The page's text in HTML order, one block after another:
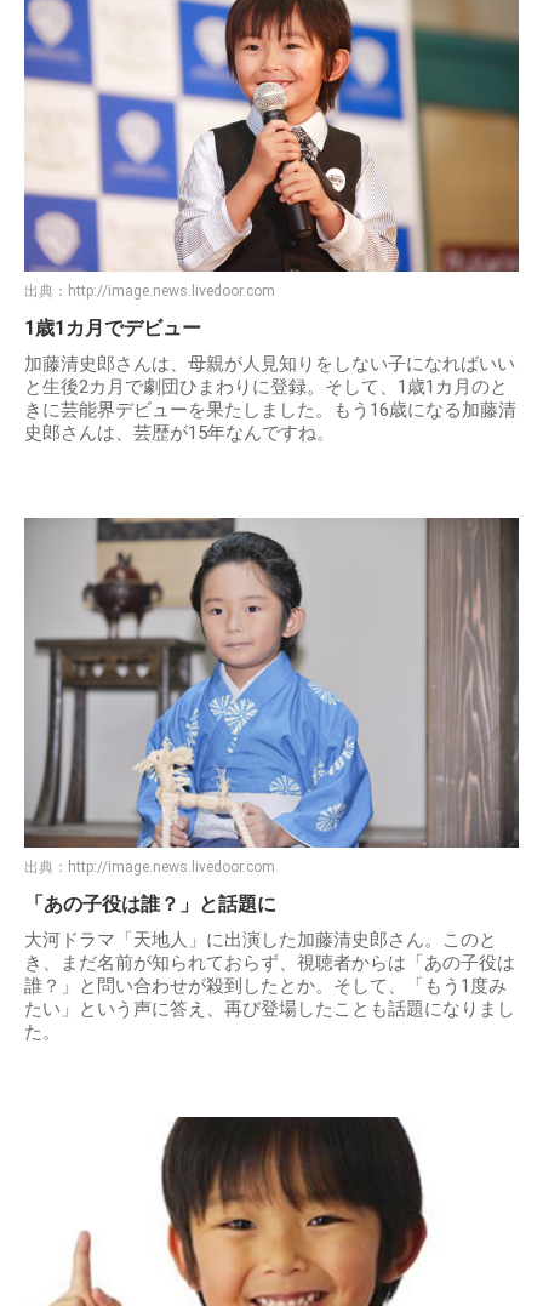
出典： http://image.news.livedoor.com
1歳1カ月でデビュー
加藤清史郎さんは、母親が人見知りをしない子になればいい
と生後2カ月で劇団ひまわりに登録。そして、1歳1カ月のと
きに芸能界デビューを果たしました。もう16歳になる加藤清
史郎さんは、芸歴が15年なんですね。
出典： http://image.news.livedoor.com
「あの子役は誰？」と話題に
大河ドラマ「天地人」に出演した加藤清史郎さん。このと
き、まだ名前が知られておらず、視聴者からは「あの子役は
誰？」と問い合わせが殺到したとか。そして、「もう1度み
たい」という声に答え、再び登場したことも話題になりまし
た。